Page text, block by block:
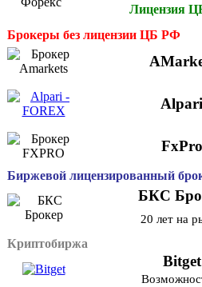
Лицензия
Брокеры без лицензии ЦБ РФ
Alpari
FxPro
Биржевой лицензированный
БКС
20 лет на
Криптобиржа
Bitget